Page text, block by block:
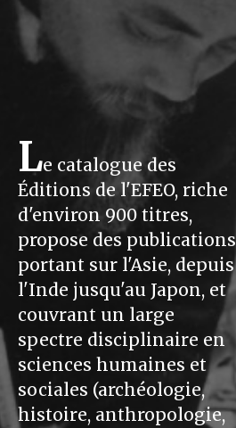
Le catalogue des
Éditions de l'EFEO, riche
d'environ 900 titres,
propose des publications
portant sur l'Asie, depuis
l'Inde jusqu'au Japon, et
couvrant un large
spectre disciplinaire en
sciences humaines et
sociales (archéologie,
histoire, anthropologie,